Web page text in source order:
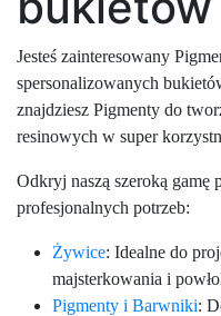
Jesteś zainteresowany
spersonalizowanych
znajdziesz Pigmenty do
resinowych w super
Odkryj naszą szeroką
profesjonalnych potrzeb:
Żywice: Idealne do
majsterkowania i
Pigmenty i Barwniki: